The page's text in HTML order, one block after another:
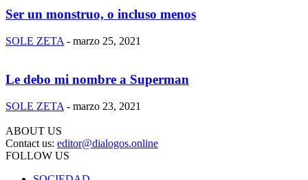
Ser un monstruo, o incluso menos
SOLE ZETA - marzo 25, 2021
Le debo mi nombre a Superman
SOLE ZETA - marzo 23, 2021
ABOUT US
Contact us: editor@dialogos.online
FOLLOW US